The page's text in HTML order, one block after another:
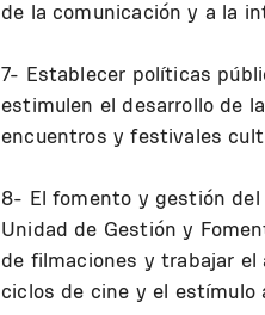
de la comunicación y a la
7- Establecer políticas
estimulen el desarrollo de
encuentros y festivales
8- El fomento y gestión
Unidad de Gestión y
de filmaciones y trabajar el
ciclos de cine y el estímulo